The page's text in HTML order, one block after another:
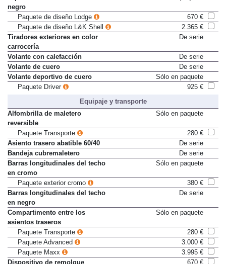
Tapizado interior del techo en
negro
Paquete de diseño Lodge
670 €
Paquete de diseño L&K Shell
2.365 €
Tiradores exteriores en color
carrocería
Volante con calefacción
De serie
Volante de cuero
De serie
Volante deportivo de cuero
Sólo en paquete
Equipaje y transporte
Alfombrilla de maletero
reversible
Paquete Transporte
280 €
Asiento trasero abatible 60/40
De serie
Bandeja cubremaletero
De serie
Barras longitudinales del techo
en cromo
Paquete exterior cromo
380 €
Barras longitudinales del techo
en negro
Compartimento entre los
asientos traseros
Paquete Transporte
280 €
Paquete Advanced
3.000 €
Paquete Maxx
3.995 €